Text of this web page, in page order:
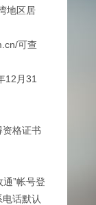
地区居
可查
12月31
资格证书
”帐号登
话默认